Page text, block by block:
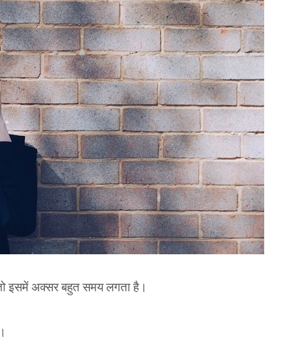
इसमें अक्सर बहुत समय लगता है।